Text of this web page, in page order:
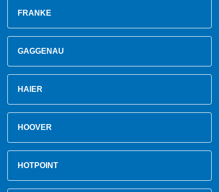
FRANKE
GAGGENAU
HAIER
HOOVER
HOTPOINT